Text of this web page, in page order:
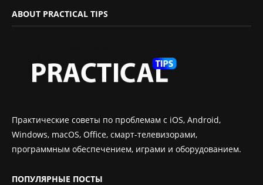
ABOUT PRACTICAL TIPS
Практические советы по проблемам с iOS, Android,
Windows, macOS, Office, смарт-телевизорами,
программным обеспечением, играми и оборудованием.
ПОПУЛЯРНЫЕ ПОСТЫ